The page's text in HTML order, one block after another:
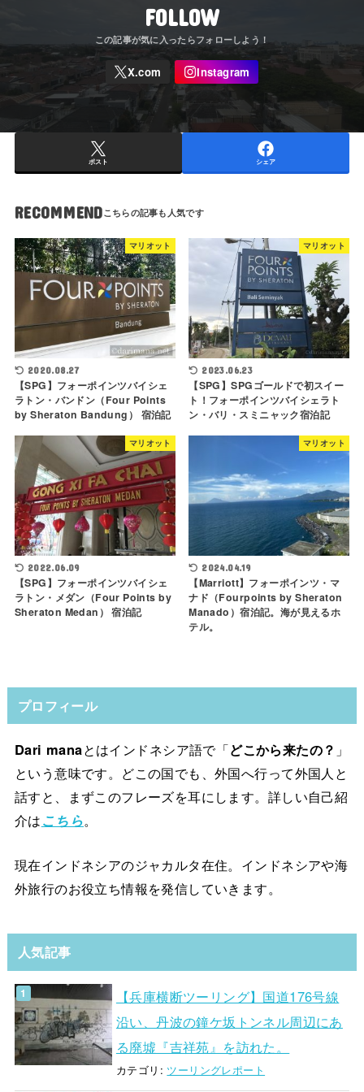
FOLLOW
ポスト シェア
RECOMMEND
マリオット
2020.08.27
【SPG】フォーポインツバイシェ
ラトン・バンドン（Four Points
by Sheraton Bandung） 宿泊記
マリオット
2023.06.23
【SPG】SPGゴールドで初スイー
ト！フォーポインツバイシェラト
ン・バリ・スミニャック宿泊記
マリオット
2022.06.09
【SPG】フォーポインツバイシェ
ラトン・メダン（Four Points by
Sheraton Medan） 宿泊記
マリオット
2024.04.19
【Marriott】フォーポインツ・マ
ナド（Fourpoints by Sheraton
Manado）宿泊記。海が見えるホ
テル。
プロフィール
Dari manaとはインドネシア語で「どこから来たの？ 」
という意味です。どこの国でも、外国へ行って外国人と
話すと、まずこのフレーズを耳にします。詳しい自己紹
介はこちら。
現在インドネシアのジャカルタ在住。インドネシアや海
外旅行のお役立ち情報を発信していきます。
人気記事
【兵庫横断ツーリング】国道176号線
沿い、丹波の鐘ケ坂トンネル周辺にあ
る廃墟『吉祥苑』を訪れた。
カテゴリ: ツーリングレポート